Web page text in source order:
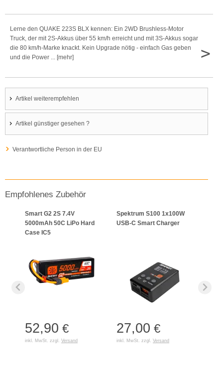
Lerne den QUAKE 223S BLX kennen: Ein 2WD Brushless-Motor
Truck, der mit 2S-Akkus über 55 km/h erreicht und mit 3S-Akkus sogar
die 80 km/h-Marke knackt. Kein Upgrade nötig - einfach Gas geben
und die Power ... [mehr]
>
Artikel weiterempfehlen
Artikel günstiger gesehen ?
Verantwortliche Person in der EU
Empfohlenes Zubehör
Smart G2 2S 7.4V
5000mAh 50C LiPo Hard
Case IC5
52,90 €
inkl. MwSt. zzgl. Versand
Spektrum S100 1x100W
USB-C Smart Charger
27,00 €
inkl. MwSt. zzgl. Versand